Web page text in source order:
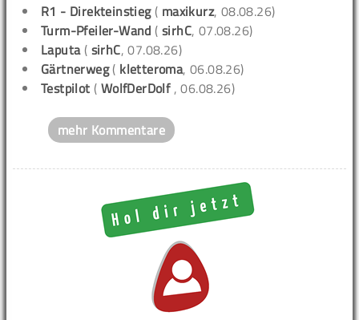
R1 - Direkteinstieg( maxikurz, 08.08.26)
Turm-Pfeiler-Wand (sirhC, 07.08.26)
Laputa( sirhC, 07.08.26)
Gärtnerweg( kletteroma, 06.08.26)
Testpilot ( WolfDerDolf , 06.08.26)
mehr Kommentare